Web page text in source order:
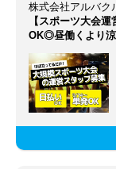
株式会社アルバ
【スポーツ大会
OK◎昼働くより